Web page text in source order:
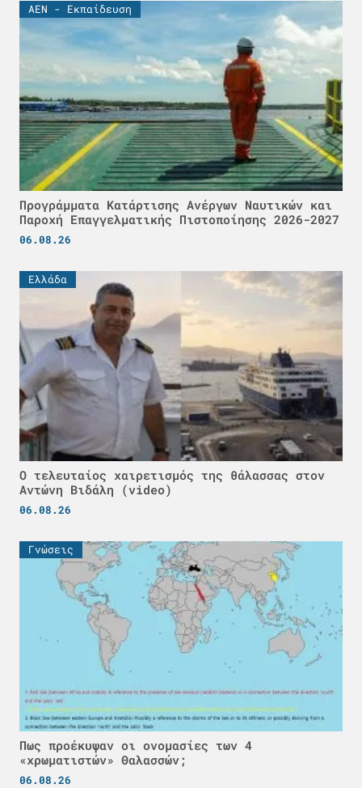
ΑΕΝ - Εκπαίδευση
Προγράμματα Κατάρτισης Ανέργων Ναυτικών και
Παροχή Επαγγελματικής Πιστοποίησης 2026-2027
06.08.26
Ελλάδα
Ο τελευταίος χαιρετισμός της θάλασσας στον
Αντώνη Βιδάλη (video)
06.08.26
Γνώσεις
Πως προέκυψαν οι ονομασίες των 4
«χρωματιστών» Θαλασσών;
06.08.26